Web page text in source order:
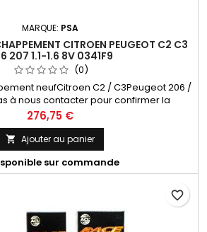
MARQUE: PSA
CITROEN PEUGEOT C2 C3
207 1.1-1.6 8V 0341F9
(0)
neufCitroen C2 / C3Peugeot 206 /
à nous contacter pour confirmer la
avec votre véhicule.
Prix
276,75 €
 Ajouter au panier
sur commande
favorite_border